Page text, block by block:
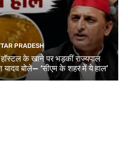
PRADESH
हॉस्टल के खाने पर भड़कीं राज्यपाल
बोले— ‘सीएम के शहर में ये हाल’